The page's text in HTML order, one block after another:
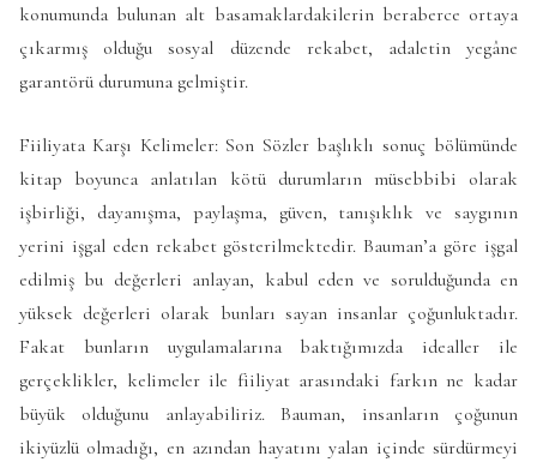
konumunda bulunan alt basamaklardakilerin beraberce ortaya
çıkarmış olduğu sosyal düzende rekabet, adaletin yegâne
garantörü durumuna gelmiştir.
Fiiliyata Karşı Kelimeler: Son Sözler başlıklı sonuç bölümünde
kitap boyunca anlatılan kötü durumların müsebbibi olarak
işbirliği, dayanışma, paylaşma, güven, tanışıklık ve saygının
yerini işgal eden rekabet gösterilmektedir. Bauman’a göre işgal
edilmiş bu değerleri anlayan, kabul eden ve sorulduğunda en
yüksek değerleri olarak bunları sayan insanlar çoğunluktadır.
Fakat bunların uygulamalarına baktığımızda idealler ile
gerçeklikler, kelimeler ile fiiliyat arasındaki farkın ne kadar
büyük olduğunu anlayabiliriz. Bauman, insanların çoğunun
ikiyüzlü olmadığı, en azından hayatını yalan içinde sürdürmeyi